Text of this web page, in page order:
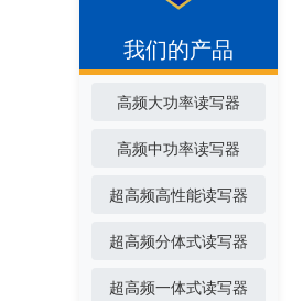
我们的产品
高频大功率读写器
高频中功率读写器
超高频高性能读写器
超高频分体式读写器
超高频一体式读写器